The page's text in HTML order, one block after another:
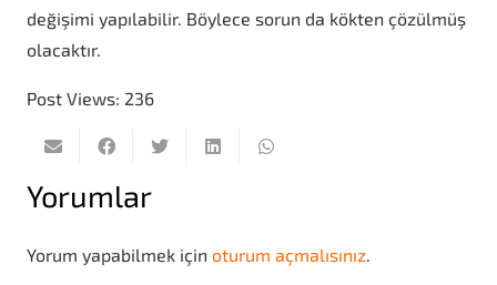
değişimi yapılabilir. Böylece sorun da kökten çözülmüş
olacaktır.
Post Views: 236
Yorumlar
Yorum yapabilmek için oturum açmalısınız.